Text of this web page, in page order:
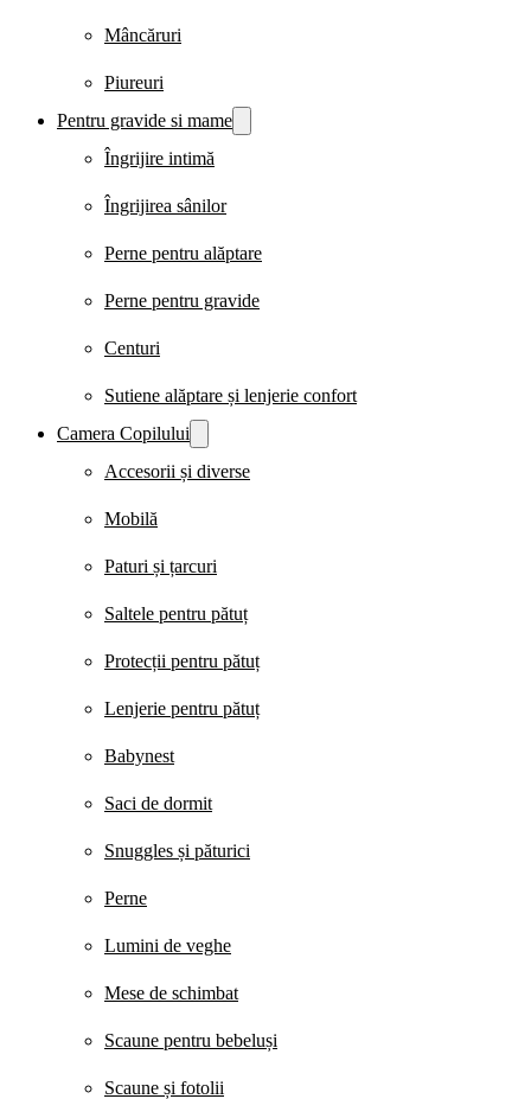
Mâncăruri
Piureuri
Pentru gravide si mame
Îngrijire intimă
Îngrijirea sânilor
Perne pentru alăptare
Perne pentru gravide
Centuri
Sutiene alăptare și lenjerie confort
Camera Copilului
Accesorii și diverse
Mobilă
Paturi și țarcuri
Saltele pentru pătuț
Protecții pentru pătuț
Lenjerie pentru pătuț
Babynest
Saci de dormit
Snuggles și păturici
Perne
Lumini de veghe
Mese de schimbat
Scaune pentru bebeluși
Scaune și fotolii